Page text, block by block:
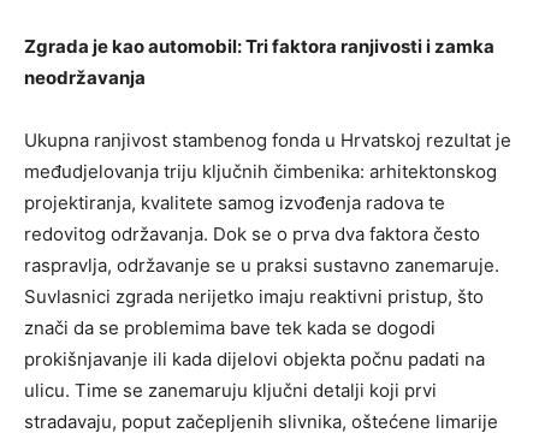
Zgrada je kao automobil: Tri faktora ranjivosti i zamka
neodržavanja
Ukupna ranjivost stambenog fonda u Hrvatskoj rezultat je
međudjelovanja triju ključnih čimbenika: arhitektonskog
projektiranja, kvalitete samog izvođenja radova te
redovitog održavanja. Dok se o prva dva faktora često
raspravlja, održavanje se u praksi sustavno zanemaruje.
Suvlasnici zgrada nerijetko imaju reaktivni pristup, što
znači da se problemima bave tek kada se dogodi
prokišnjavanje ili kada dijelovi objekta počnu padati na
ulicu. Time se zanemaruju ključni detalji koji prvi
stradavaju, poput začepljenih slivnika, oštećene limarije